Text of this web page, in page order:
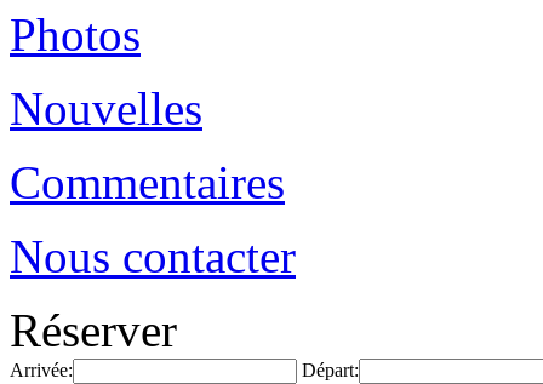
Photos
Nouvelles
Commentaires
Nous contacter
Réserver
Arrivée: Départ: